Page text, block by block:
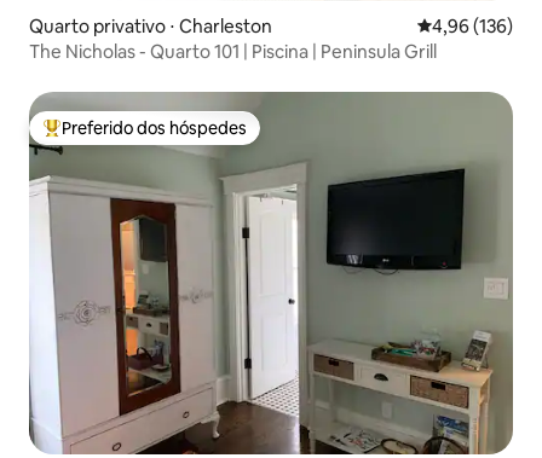
Quarto privativo ⋅ Charleston 4,96 de uma
4,96 (136)
The Nicholas - Quarto 101 | Piscina | Peninsula Grill
Entre os melhores preferidos dos hóspedes
Preferido dos hóspedes